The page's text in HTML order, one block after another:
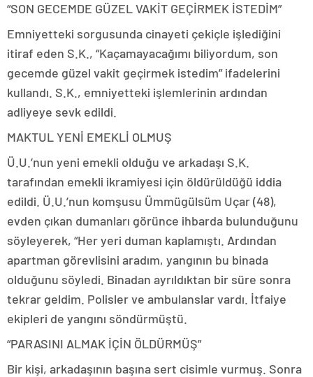
“SON GECEMDE GÜZEL VAKİT GEÇİRMEK İSTEDİM”
Emniyetteki sorgusunda cinayeti çekiçle işlediğini
itiraf eden S.K., “Kaçamayacağımı biliyordum, son
gecemde güzel vakit geçirmek istedim” ifadelerini
kullandı. S.K., emniyetteki işlemlerinin ardından
adliyeye sevk edildi.
MAKTUL YENİ EMEKLİ OLMUŞ
Ü.U.’nun yeni emekli olduğu ve arkadaşı S.K.
tarafından emekli ikramiyesi için öldürüldüğü iddia
edildi. Ü.U.’nun komşusu Ümmügülsüm Uçar (48),
evden çıkan dumanları görünce ihbarda bulunduğunu
söyleyerek, “Her yeri duman kaplamıştı. Ardından
apartman görevlisini aradım, yangının bu binada
olduğunu söyledi. Binadan ayrıldıktan bir süre sonra
tekrar geldim. Polisler ve ambulanslar vardı. İtfaiye
ekipleri de yangını söndürmüştü.
“PARASINI ALMAK İÇİN ÖLDÜRMÜŞ”
Bir kişi, arkadaşının başına sert cisimle vurmuş. Sonra